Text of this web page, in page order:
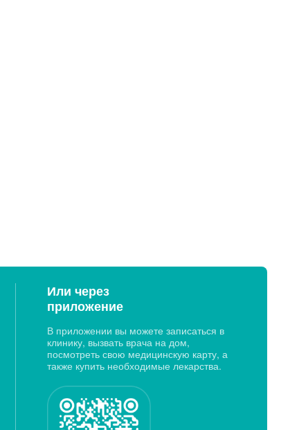
Или через
приложение
В приложении вы можете записаться в
клинику, вызвать врача на дом,
посмотреть свою медицинскую карту, а
также купить необходимые лекарства.